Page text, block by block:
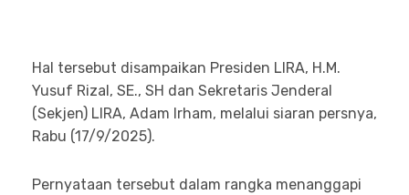
Hal tersebut disampaikan Presiden LIRA, H.M.
Yusuf Rizal, SE., SH dan Sekretaris Jenderal
(Sekjen) LIRA, Adam Irham, melalui siaran persnya,
Rabu (17/9/2025).
Pernyataan tersebut dalam rangka menanggapi